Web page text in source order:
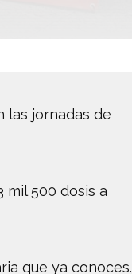
las jornadas de
500 dosis a
que ya conoces.